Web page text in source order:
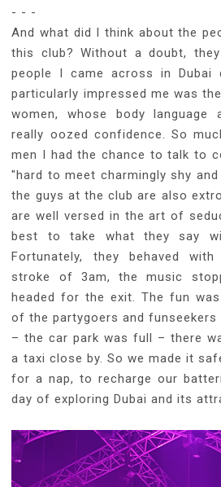
- - -
And what did I think about the
this club? Without a doubt,
people I came across in Dubai
particularly impressed me was
women, whose body language
really oozed confidence. So
men I had the chance to talk to
"hard to meet charmingly shy
the guys at the club are also
are well versed in the art of
best to take what they say
Fortunately, they behaved
stroke of 3am, the music
headed for the exit. The fun
of the partygoers and
– the car park was full – there
a taxi close by. So we made it
for a nap, to recharge our
day of exploring Dubai and its